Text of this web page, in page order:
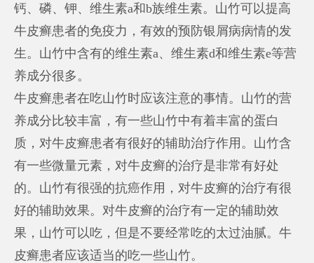
钙、磷、钾、维生素a和b族维生素。山竹可以提高
牛皮癣患者的免疫力，有效的预防银屑病病情的发
生。山竹中含有的维生素a、维生素d和维生素e等营
养成分很多。
牛皮癣患者在吃山竹时应该注意的事情。山竹的营
养成分比较丰富，有一些山竹中有着丰富的蛋白
质，对牛皮癣患者有很好的辅助治疗作用。山竹含
有一些微量元素，对牛皮癣的治疗是非常有好处
的。山竹有很强的抗癌作用，对牛皮癣的治疗有很
好的辅助效果。对牛皮癣的治疗有一定的辅助效
果，山竹可以吃，但是不要经常吃的太过油腻。牛
皮癣患者应该适当的吃一些山竹。